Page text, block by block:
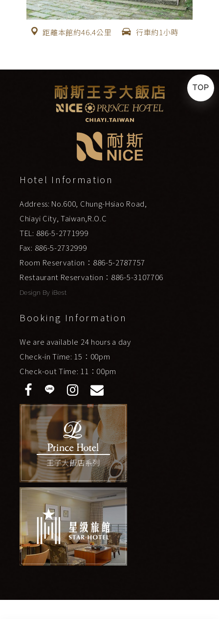
距離本館約46.4公里 行車約1小時
Hotel Information
Address: No.600, Chung-Hsiao Road,
Chiayi City, Taiwan,R.O.C
TEL: 886-5-2771999
Fax: 886-5-2732999
Room Reservation：886-5-2787757
Restaurant Reservation：886-5-3107706
Design By iBest
Booking Information
We are available 24 hours a day
Check-in Time: 15：00pm
Check-out Time: 11：00pm
TOP